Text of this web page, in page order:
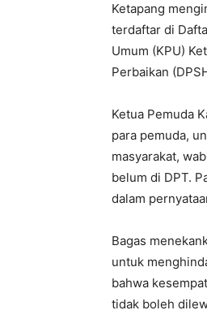
Ketapang
terdaftar di
Umum (KPU)
Perbaikan
Ketua Pemuda
para pemuda,
masyarakat,
belum di DPT.
dalam
Bagas
untuk
bahwa
tidak boleh